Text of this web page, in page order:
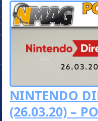
NINTENDO
(26.03.20) –